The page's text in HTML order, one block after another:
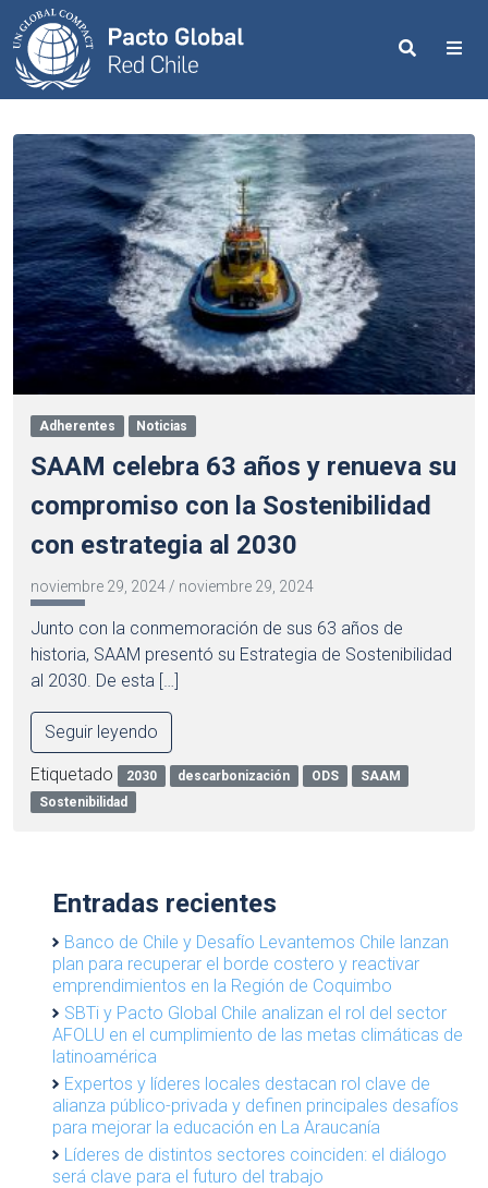
Search
Adherentes Noticias
SAAM celebra 63 años y renueva su
compromiso con la Sostenibilidad
con estrategia al 2030
noviembre 29, 2024 / noviembre 29, 2024
Junto con la conmemoración de sus 63 años de
historia, SAAM presentó su Estrategia de Sostenibilidad
al 2030. De esta […]
Seguir leyendo
Etiquetado 2030 descarbonización ODS
SAAM
Sostenibilidad
Entradas recientes
Banco de Chile y Desafío Levantemos Chile lanzan
plan para recuperar el borde costero y reactivar
emprendimientos en la Región de Coquimbo
SBTi y Pacto Global Chile analizan el rol del sector
AFOLU en el cumplimiento de las metas climáticas de
latinoamérica
Expertos y líderes locales destacan rol clave de
alianza público-privada y definen principales desafíos
para mejorar la educación en La Araucanía
Líderes de distintos sectores coinciden: el diálogo
será clave para el futuro del trabajo